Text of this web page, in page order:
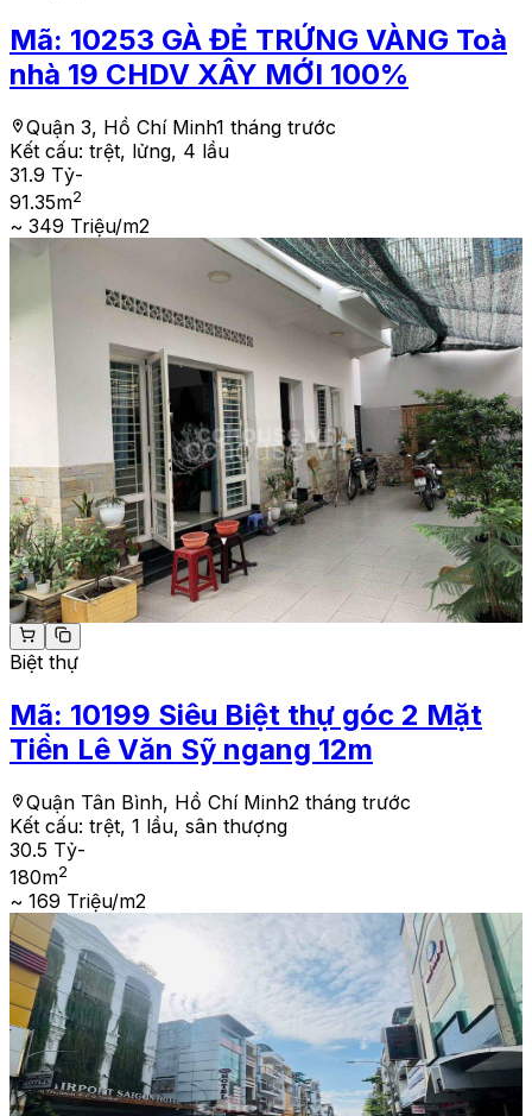
Mã: 10253 GÀ ĐẺ TRỨNG VÀNG Toà
nhà 19 CHDV XÂY MỚI 100%
Quận 3, Hồ Chí Minh1 tháng trước
Kết cấu: trệt, lửng, 4 lầu
31.9 Tỷ-
91.35m2
~ 349 Triệu/m2
Biệt thự
Mã: 10199 Siêu Biệt thự góc 2 Mặt
Tiền Lê Văn Sỹ ngang 12m
Quận Tân Bình, Hồ Chí Minh2 tháng trước
Kết cấu: trệt, 1 lầu, sân thượng
30.5 Tỷ-
180m2
~ 169 Triệu/m2